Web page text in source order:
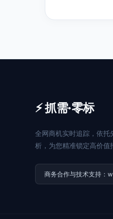
⚡ 抓需·零标
全网商机实时追踪，依
析，为您精准锁定高价值
商务合作与技术支持：